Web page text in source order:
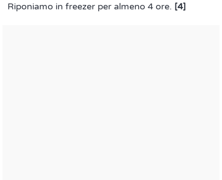
Riponiamo in freezer per almeno 4 ore. [4]